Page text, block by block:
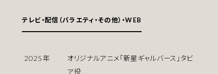
テレビ・配信（バラエティ・その他）・WEB
2025年
オリジナルアニメ「新星ギャルバース」タビ
ア役